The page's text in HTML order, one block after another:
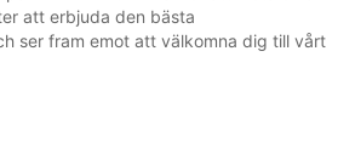
att erbjuda den bästa
ser fram emot att välkomna dig till vårt